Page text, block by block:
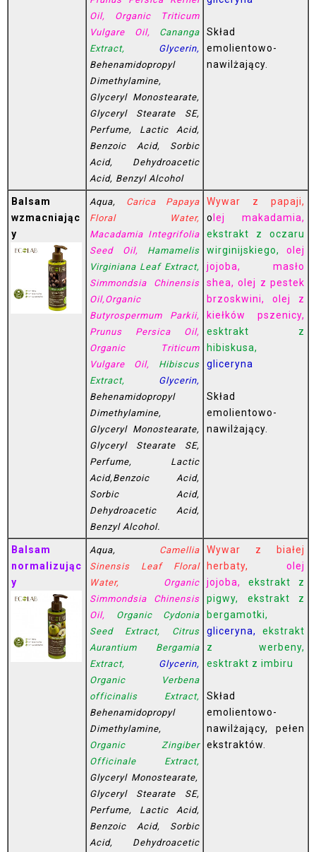
Oil, Organic Triticum
Vulgare Oil, Cananga
Extract,
Glycerin,
Behenamidopropyl
Dimethylamine,
Glyceryl Monostearate,
Glyceryl Stearate SE,
Perfume, Lactic Acid,
Benzoic Acid, Sorbic
Acid, Dehydroacetic
Acid, Benzyl Alcohol
Skład
emolientowo-
nawilżający.
Balsam
wzmacniając
y
Aqua, Carica Papaya
Floral Water,
Macadamia Integrifolia
Seed Oil,
Hamamelis
Virginiana Leaf Extract,
Simmondsia Chinensis
Oil,Organic
Butyrospermum Parkii,
Prunus Persica Oil,
Organic Triticum
Vulgare Oil,
Hibiscus
Extract,
Glycerin,
Behenamidopropyl
Dimethylamine,
Glyceryl Monostearate,
Glyceryl Stearate SE,
Perfume, Lactic
Acid,Benzoic Acid,
Sorbic Acid,
Dehydroacetic Acid,
Benzyl Alcohol.
Wywar z papaji,
olej makadamia,
ekstrakt z oczaru
wirginijskiego,
olej
jojoba, masło
shea, olej z pestek
brzoskwini, olej z
kiełków pszenicy,
esktrakt z
hibiskusa,
gliceryna
Skład
emolientowo-
nawilżający.
Balsam
normalizując
y
Aqua, Camellia
Sinensis Leaf Floral
Water,
Organic
Simmondsia Chinensis
Oil,
Organic Cydonia
Seed Extract,
Citrus
Aurantium Bergamia
Extract, Glycerin,
Organic Verbena
officinalis Extract,
Behenamidopropyl
Dimethylamine,
Organic Zingiber
Officinale Extract,
Glyceryl Monostearate,
Glyceryl Stearate SE,
Perfume, Lactic Acid,
Benzoic Acid, Sorbic
Acid, Dehydroacetic
Wywar z białej
herbaty,
olej
jojoba, ekstrakt z
pigwy, ekstrakt z
bergamotki,
gliceryna, ekstrakt
z werbeny,
esktrakt z imbiru
Skład
emolientowo-
nawilżający, pełen
ekstraktów.